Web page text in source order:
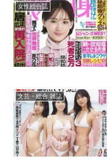
女性総合誌
文芸・総合 雑誌